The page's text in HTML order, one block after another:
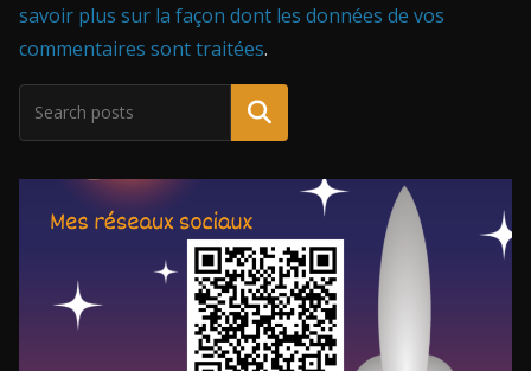
savoir plus sur la façon dont les données de vos
commentaires sont traitées.